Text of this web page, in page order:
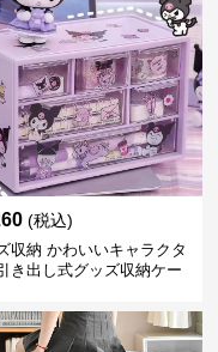
(税込)
収納 かわいいキャラクタ
き出し式グッズ収納ケー